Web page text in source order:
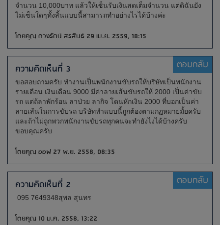
จำนวน 10,000บาท แล้วให้เซ็นรับเงินสดเต็มจำนวน แต่ดิฉันยัง
ไม่เซ็นใดๆทั้งสิ้นแบบนี้สามารถทำอย่างไรได้บ้างค่ะ
โดยคุณ ดวงรัตน์ สรสินธ์ 29 เม.ย. 2559, 18:15
ความคิดเห็นที่ 3 ตอบกลับ
ขอสอบถามครับ ทำงานเป็นพนักงานขับรถให้บริษัทเป็นพนักงาน
รายเดือน เงินเดือน 9000 มีค่าลายเส้นขับรถให้ 2000 เป็นค่าขับ
รถ แต่ถ้ลาพักร้อน ลาป่วย ลากิจ โดนหักเงิน 2000 ที่บอกเป็นค่า
ลายเส้นในการขับรถ บริษัททำแบบนี้ถูกต้องตามกฏหมายมั้ยครับ
และถ้าไม่ถูกพวกพนักงานขับรถทุกคนจะทำยังไงได้บ้างครับ
ขอบคุณครับ
โดยคุณ ออฟ 27 พ.ย. 2558, 08:35
ความคิดเห็นที่ 2 ตอบกลับ
095 7649348สุพล สุนทร
โดยคุณ 10 ม.ค. 2558, 13:22